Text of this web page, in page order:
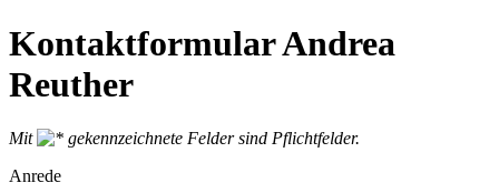
Kontaktformular Andrea
Reuther
Mit
gekennzeichnete Felder sind Pflichtfelder.
Anrede